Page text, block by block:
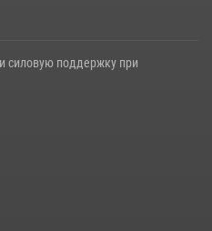
силовую поддержку при